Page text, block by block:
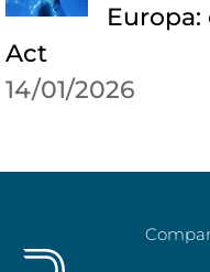
Europa:
Act
14/01/2026